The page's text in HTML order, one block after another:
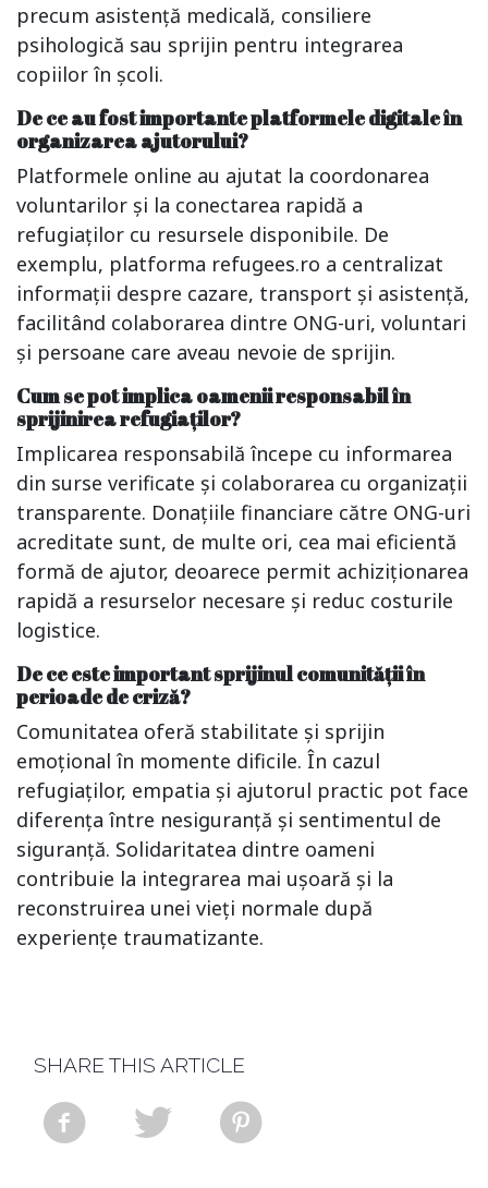
precum asistență medicală, consiliere
psihologică sau sprijin pentru integrarea
copiilor în școli.
De ce au fost importante platformele digitale în
organizarea ajutorului?
Platformele online au ajutat la coordonarea
voluntarilor și la conectarea rapidă a
refugiaților cu resursele disponibile. De
exemplu, platforma refugees.ro a centralizat
informații despre cazare, transport și asistență,
facilitând colaborarea dintre ONG-uri, voluntari
și persoane care aveau nevoie de sprijin.
Cum se pot implica oamenii responsabil în
sprijinirea refugiaților?
Implicarea responsabilă începe cu informarea
din surse verificate și colaborarea cu organizații
transparente. Donațiile financiare către ONG-uri
acreditate sunt, de multe ori, cea mai eficientă
formă de ajutor, deoarece permit achiziționarea
rapidă a resurselor necesare și reduc costurile
logistice.
De ce este important sprijinul comunității în
perioade de criză?
Comunitatea oferă stabilitate și sprijin
emoțional în momente dificile. În cazul
refugiaților, empatia și ajutorul practic pot face
diferența între nesiguranță și sentimentul de
siguranță. Solidaritatea dintre oameni
contribuie la integrarea mai ușoară și la
reconstruirea unei vieți normale după
experiențe traumatizante.
SHARE THIS ARTICLE